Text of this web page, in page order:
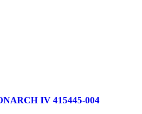
IV 415445-004